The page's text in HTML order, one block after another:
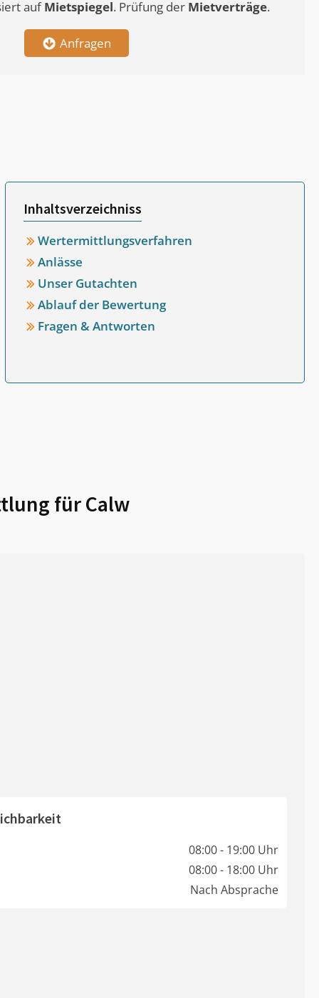
aufMietspiegel. Prüfung der Mietverträge.
Anfragen
Inhaltsverzeichniss
Wertermittlungsverfahren
Anlässe
Unser Gutachten
Ablauf der Bewertung
Fragen & Antworten
fürCalw
08:00 - 19:00 Uhr
08:00 - 18:00 Uhr
Nach Absprache